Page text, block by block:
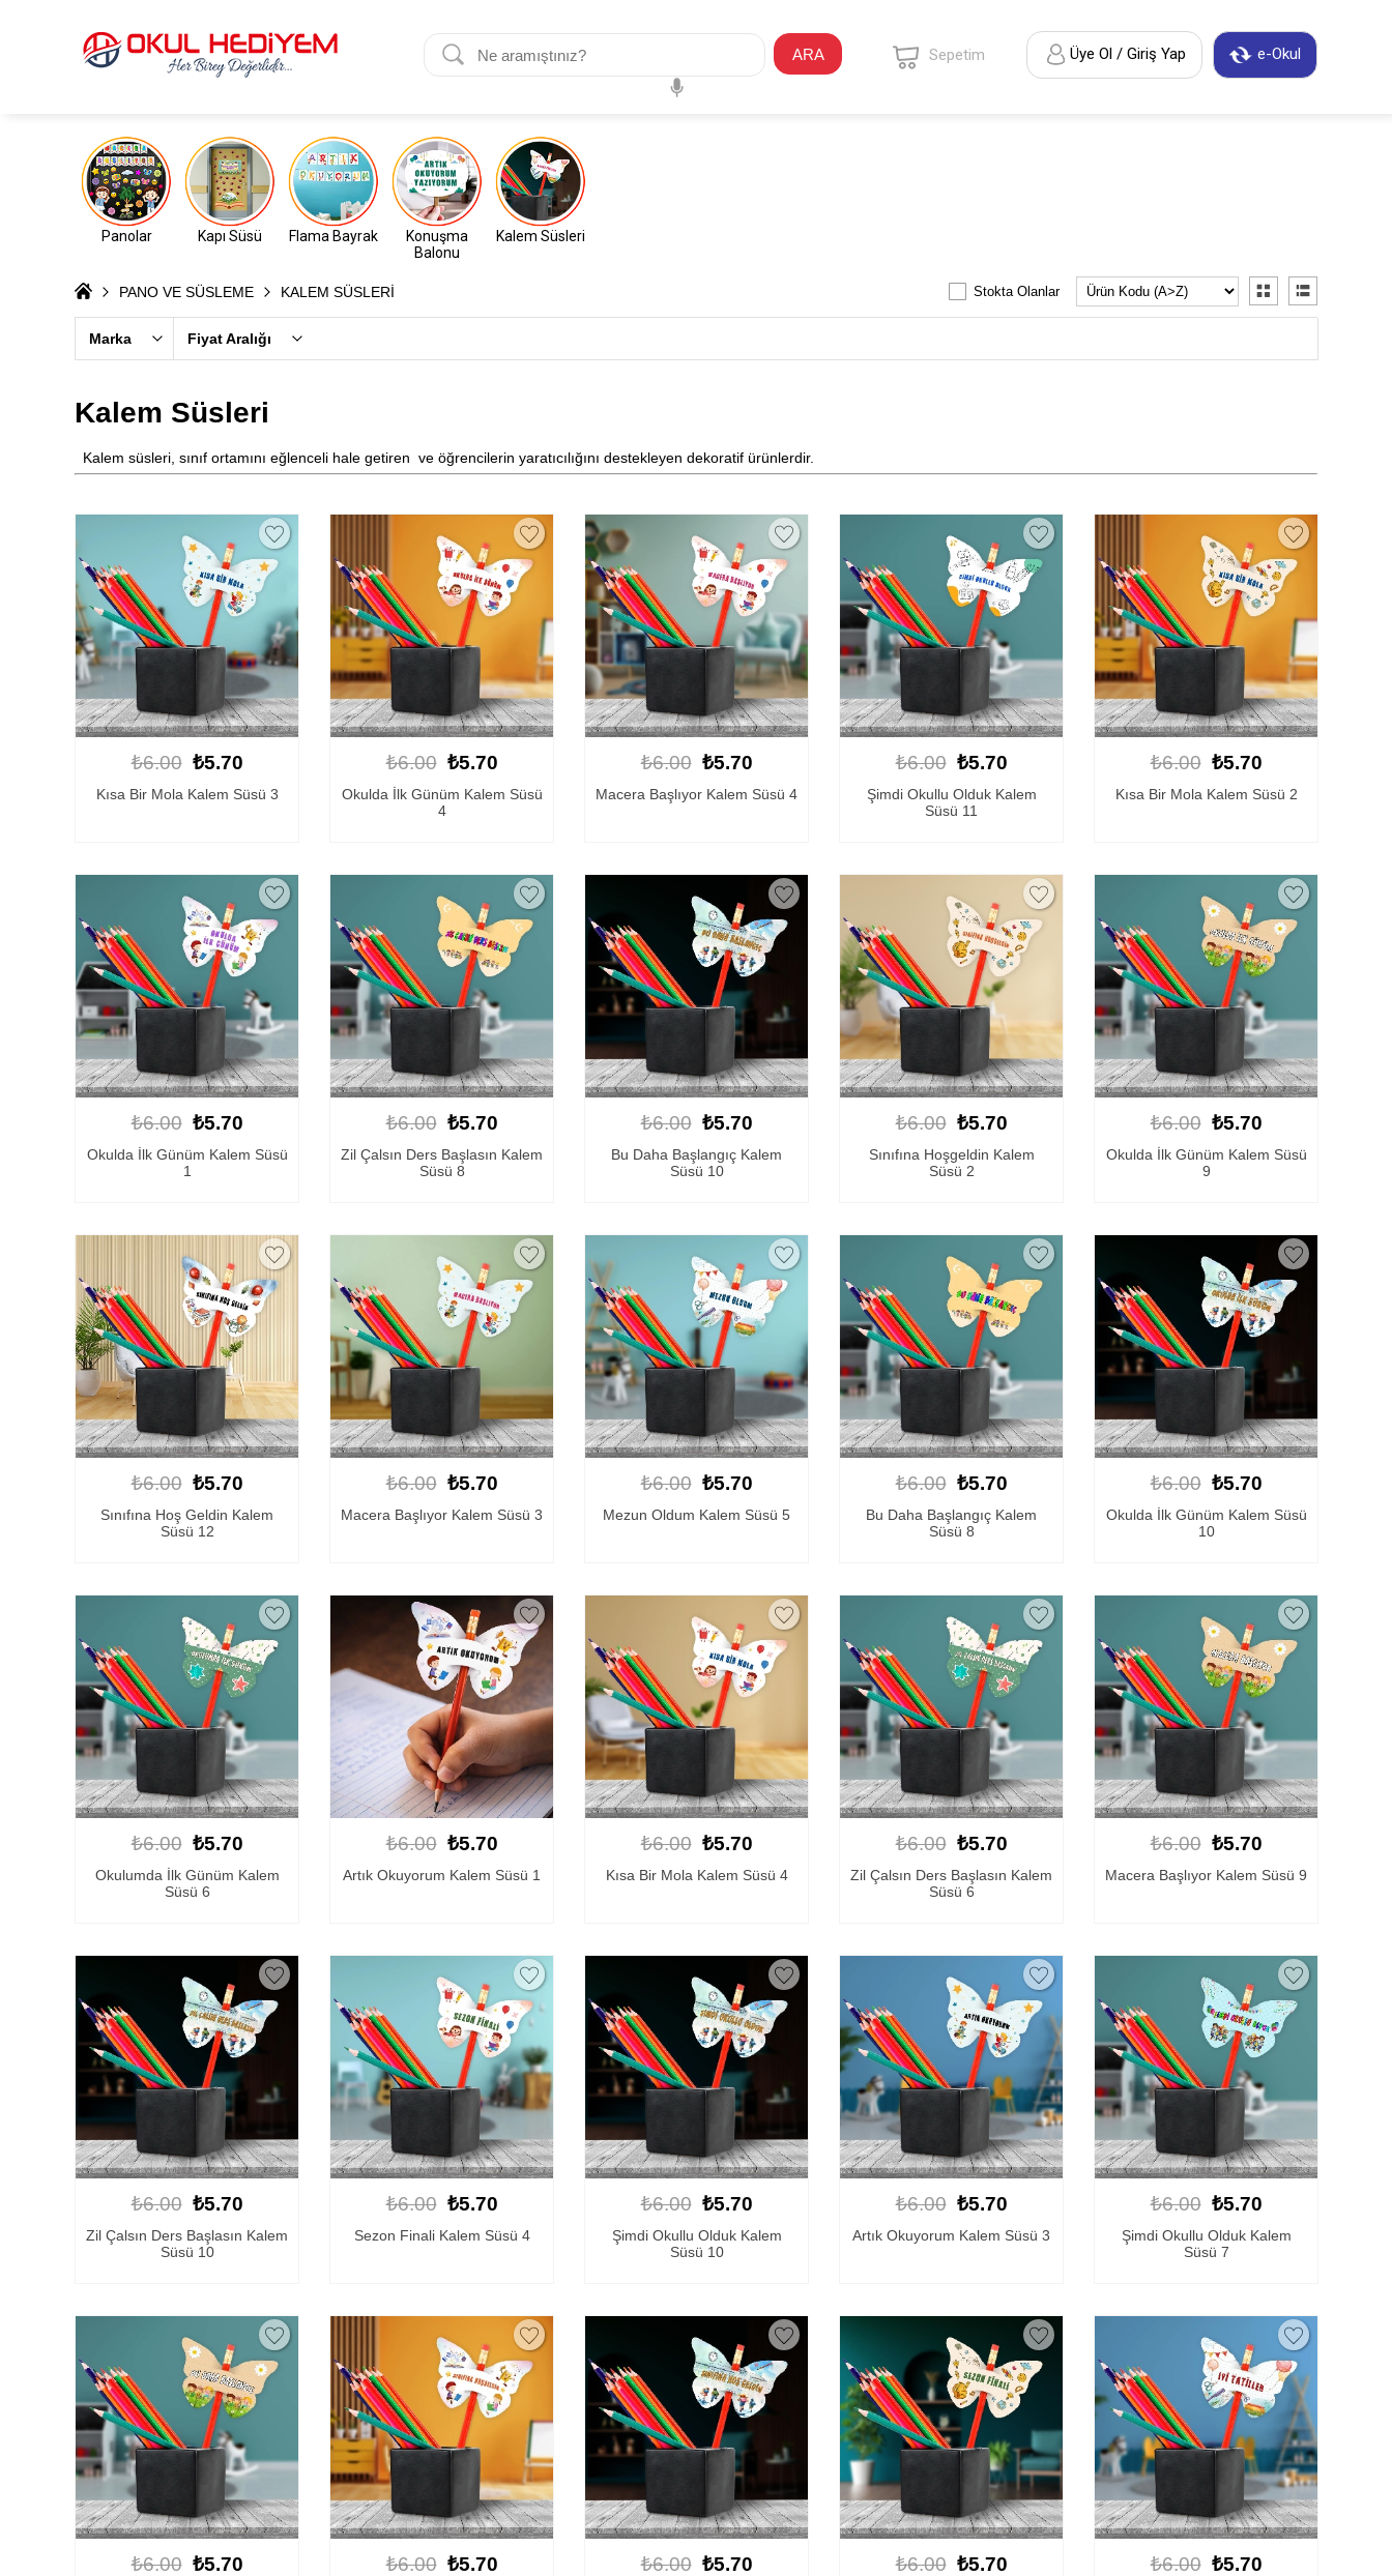
ARA e-Okul
Üye Ol / Giriş Yap
Sepetim
Panolar Kapı Süsü Flama Bayrak
Konuşma
Balonu
Kalem Süsleri
PANO VE SÜSLEME KALEM SÜSLERİ Stokta Olanlar
Marka Fiyat Aralığı
Kalem Süsleri
Kalem süsleri, sınıf ortamını eğlenceli hale getiren ve öğrencilerin yaratıcılığını destekleyen dekoratif ürünlerdir.
₺6.00 ₺5.70
Kısa Bir Mola Kalem Süsü 3
₺6.00 ₺5.70
Okulda İlk Günüm Kalem Süsü
4
₺6.00 ₺5.70
Macera Başlıyor Kalem Süsü 4
₺6.00 ₺5.70
Şimdi Okullu Olduk Kalem
Süsü 11
₺6.00 ₺5.70
Kısa Bir Mola Kalem Süsü 2
₺6.00 ₺5.70
Okulda İlk Günüm Kalem Süsü
1
₺6.00 ₺5.70
Zil Çalsın Ders Başlasın Kalem
Süsü 8
₺6.00 ₺5.70
Bu Daha Başlangıç Kalem
Süsü 10
₺6.00 ₺5.70
Sınıfına Hoşgeldin Kalem
Süsü 2
₺6.00 ₺5.70
Okulda İlk Günüm Kalem Süsü
9
₺6.00 ₺5.70
Sınıfına Hoş Geldin Kalem
Süsü 12
₺6.00 ₺5.70
Macera Başlıyor Kalem Süsü 3
₺6.00 ₺5.70
Mezun Oldum Kalem Süsü 5
₺6.00 ₺5.70
Bu Daha Başlangıç Kalem
Süsü 8
₺6.00 ₺5.70
Okulda İlk Günüm Kalem Süsü
10
₺6.00 ₺5.70
Okulumda İlk Günüm Kalem
Süsü 6
₺6.00 ₺5.70
Artık Okuyorum Kalem Süsü 1
₺6.00 ₺5.70
Kısa Bir Mola Kalem Süsü 4
₺6.00 ₺5.70
Zil Çalsın Ders Başlasın Kalem
Süsü 6
₺6.00 ₺5.70
Macera Başlıyor Kalem Süsü 9
₺6.00 ₺5.70
Zil Çalsın Ders Başlasın Kalem
Süsü 10
₺6.00 ₺5.70
Sezon Finali Kalem Süsü 4
₺6.00 ₺5.70
Şimdi Okullu Olduk Kalem
Süsü 10
₺6.00 ₺5.70
Artık Okuyorum Kalem Süsü 3
₺6.00 ₺5.70
Şimdi Okullu Olduk Kalem
Süsü 7
₺6.00 ₺5.70 ₺6.00 ₺5.70 ₺6.00 ₺5.70 ₺6.00 ₺5.70 ₺6.00 ₺5.70